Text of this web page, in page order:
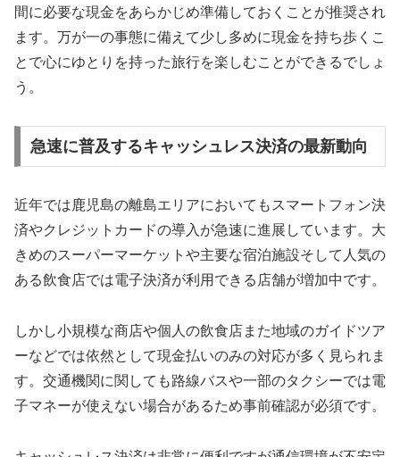
間に必要な現金をあらかじめ準備しておくことが推奨され
ます。万が一の事態に備えて少し多めに現金を持ち歩くこ
とで心にゆとりを持った旅行を楽しむことができるでしょ
う。
急速に普及するキャッシュレス決済の最新動向
近年では鹿児島の離島エリアにおいてもスマートフォン決
済やクレジットカードの導入が急速に進展しています。大
きめのスーパーマーケットや主要な宿泊施設そして人気の
ある飲食店では電子決済が利用できる店舗が増加中です。
しかし小規模な商店や個人の飲食店また地域のガイドツア
ーなどでは依然として現金払いのみの対応が多く見られま
す。交通機関に関しても路線バスや一部のタクシーでは電
子マネーが使えない場合があるため事前確認が必須です。